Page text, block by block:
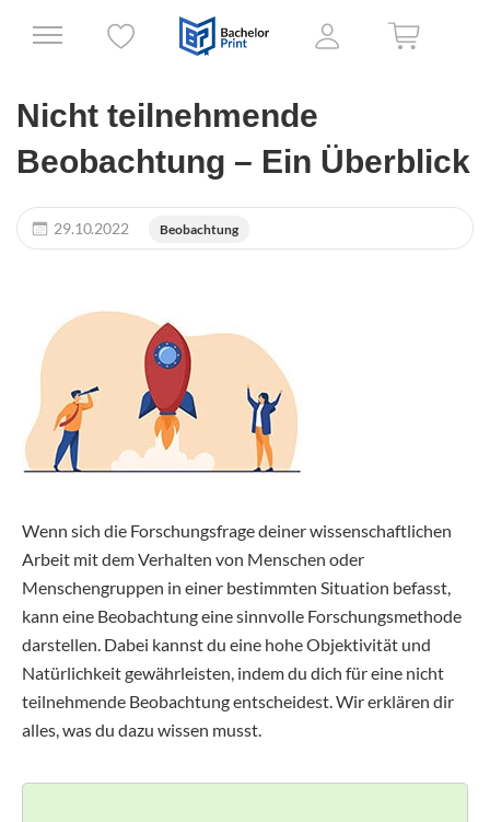
Nicht teilnehmende
Beobachtung – Ein Überblick
29.10.2022 Beobachtung
Wenn sich die Forschungsfrage deiner wissenschaftlichen
Arbeit mit dem Verhalten von Menschen oder
Menschengruppen in einer bestimmten Situation befasst,
kann eine Beobachtung eine sinnvolle Forschungsmethode
darstellen. Dabei kannst du eine hohe Objektivität und
Natürlichkeit gewährleisten, indem du dich für eine nicht
teilnehmende Beobachtung entscheidest. Wir erklären dir
alles, was du dazu wissen musst.